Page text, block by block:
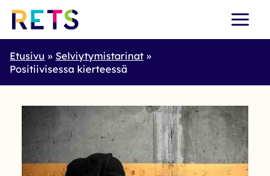
Skip
Etusivu
Selviytymistarinat
Positiivisessa kierteessä